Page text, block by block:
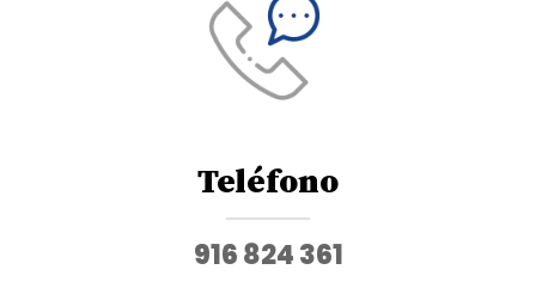
Teléfono
916 824 361